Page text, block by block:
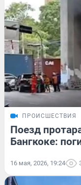
ПРОИСШЕСТВИЯ
Поезд
Бангкоке:
16 мая, 2026, 19:24